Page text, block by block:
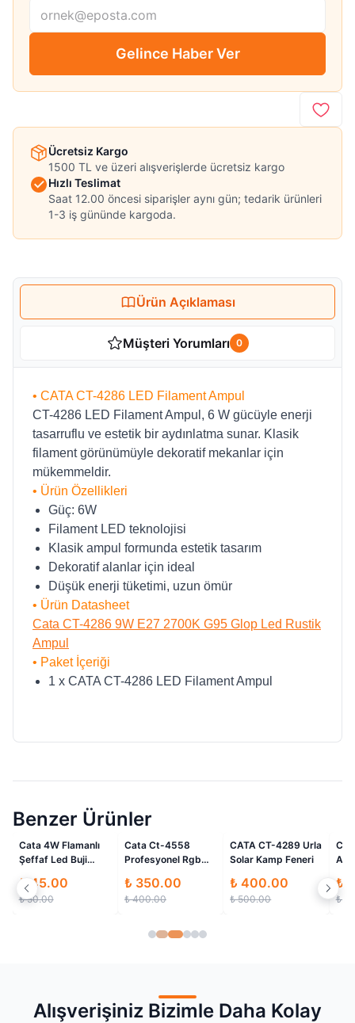
Gelince Haber Ver
Ücretsiz Kargo
1500 TL ve üzeri alışverişlerde ücretsiz kargo
Hızlı Teslimat
Saat 12.00 öncesi siparişler aynı gün; tedarik ürünleri
1-3 iş gününde kargoda.
Ürün Açıklaması
Müşteri Yorumları 0
• CATA CT-4286 LED Filament Ampul
CT-4286 LED Filament Ampul, 6 W gücüyle enerji
tasarruflu ve estetik bir aydınlatma sunar. Klasik
filament görünümüyle dekoratif mekanlar için
mükemmeldir.
• Ürün Özellikleri
Güç: 6W
Filament LED teknolojisi
Klasik ampul formunda estetik tasarım
Dekoratif alanlar için ideal
Düşük enerji tüketimi, uzun ömür
• Ürün Datasheet
Cata CT-4286 9W E27 2700K G95 Glop Led Rustik
Ampul
• Paket İçeriği
1 x CATA CT-4286 LED Filament Ampul
Benzer Ürünler
İndirimli
Cata 4W Flamanlı
Şeffaf Led Buji
₺ 45.00
₺ 50.00
İndirimli
Cata Ct-4558
Profesyonel Rgb
Trafo Kumandalı /
Renkli Aydınlatma
₺ 350.00
₺ 400.00
İndirimli
CATA CT-4289 Urla
Solar Kamp Feneri
₺ 400.00
₺ 500.00
₺
₺
Alışverişiniz Bizimle Daha Kolay